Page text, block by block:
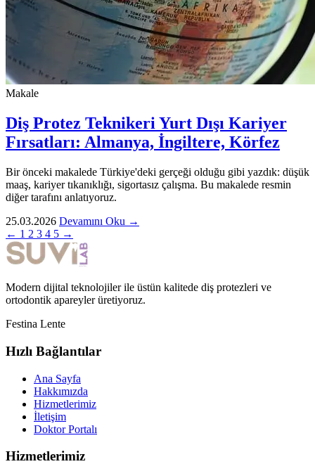
Makale
Diş Protez Teknikeri Yurt Dışı Kariyer
Fırsatları: Almanya, İngiltere, Körfez
Bir önceki makalede Türkiye'deki gerçeği olduğu gibi yazdık: düşük
maaş, kariyer tıkanıklığı, sigortasız çalışma. Bu makalede resmin
diğer tarafını anlatıyoruz.
25.03.2026 Devamını Oku →
← 1 2 3 4 5 →
Modern dijital teknolojiler ile üstün kalitede diş protezleri ve
ortodontik apareyler üretiyoruz.
Festina Lente
Hızlı Bağlantılar
Ana Sayfa
Hakkımızda
Hizmetlerimiz
İletişim
Doktor Portalı
Hizmetlerimiz